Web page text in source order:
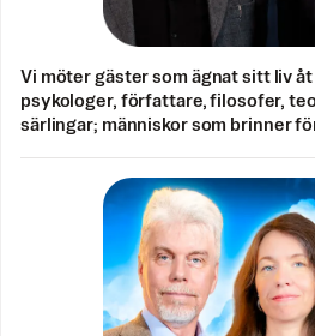
Vi möter gäster som ägnat sitt liv
psykologer, författare, filosofer,
särlingar; människor som brinner